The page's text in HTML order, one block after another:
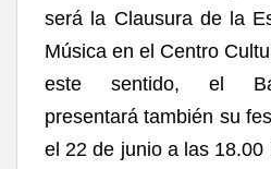
será la Clausura de la
Música en el Centro
este sentido, el
presentará también su
el 22 de junio a las